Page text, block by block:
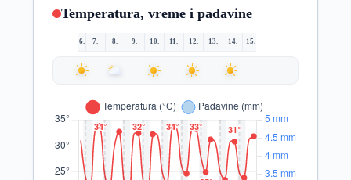
Temperatura, vreme i padavine
6. 7. 8. 9. 10. 11. 12. 13. 14. 15.